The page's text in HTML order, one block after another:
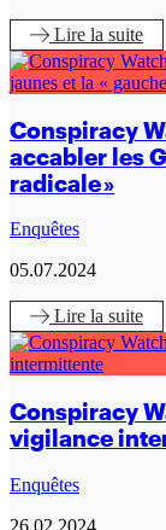
Lire la suite
Conspiracy
accabler les
radicale »
Enquêtes
05.07.2024
Lire la suite
Conspiracy
vigilance
Enquêtes
26.02.2024